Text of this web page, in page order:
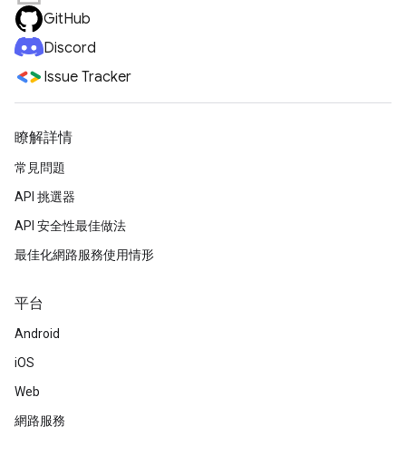
GitHub
Discord
Issue Tracker
瞭解詳情
常見問題
API 挑選器
API 安全性最佳做法
最佳化網路服務使用情形
平台
Android
iOS
Web
網路服務